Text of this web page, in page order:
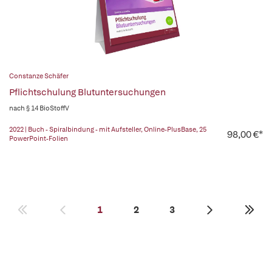
Constanze Schäfer
Pflichtschulung Blutuntersuchungen
nach § 14 BioStoffV
2022 | Buch - Spiralbindung - mit Aufsteller, Online-PlusBase, 25
PowerPoint-Folien
98,00 €*
1 2 3